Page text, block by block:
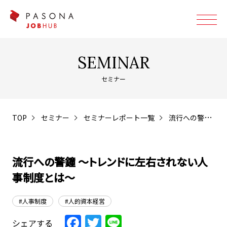
SEMINAR
セミナー
TOP セミナー セミナーレポート一覧 流行への警鐘 ～トレンドに左右されない人事制度とは～
流行への警鐘 ～トレンドに左右されない人
事制度とは～
#人事制度 #人的資本経営
シェアする